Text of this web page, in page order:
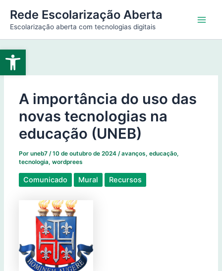
Abrir a barra de ferramentas
para
conteúdo
Rede Escolarização Aberta
Escolarização aberta com tecnologias digitais
A importância do uso das
novas tecnologias na
educação (UNEB)
Por uneb7 /10 de outubro de 2024 /avanços, educação,
tecnologia, wordprees
Comunicado Mural Recursos